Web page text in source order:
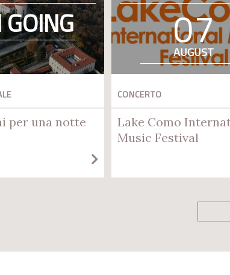
per una notte
07
AUGUST
CONCERTO
Lake Como
Music Festival